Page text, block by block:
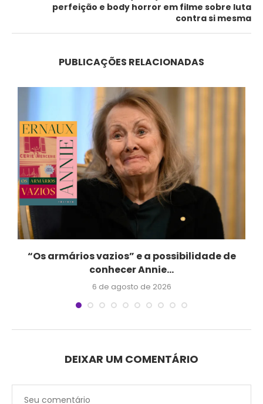
perfeição e body horror em filme sobre luta
contra si mesma
PUBLICAÇÕES RELACIONADAS
“Os armários vazios” e a possibilidade de
conhecer Annie...
6 de agosto de 2026
DEIXAR UM COMENTÁRIO